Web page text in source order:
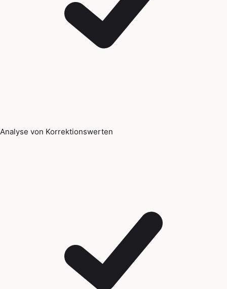
Analyse von Korrektionswerten